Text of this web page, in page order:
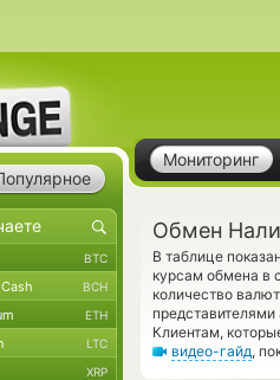
Мониторинг
Обмен
В таблице
курсам обмена в
количество
Клиентам,
видео-гайд,
BTC
BCH
ETH
LTC
XRP